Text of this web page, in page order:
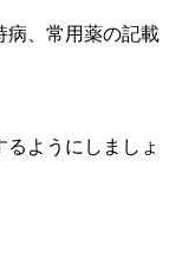
病、常用薬の記載
ようにしましょ